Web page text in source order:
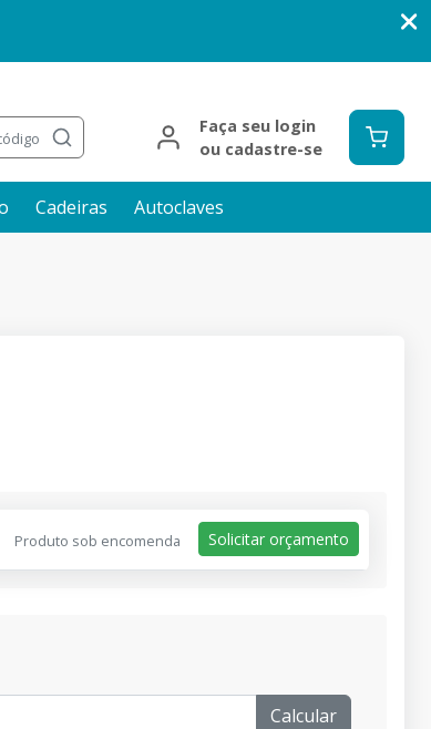
Faça seu login
ou cadastre-se
Cadeiras Autoclaves
Produto sob encomenda Solicitar orçamento
Calcular